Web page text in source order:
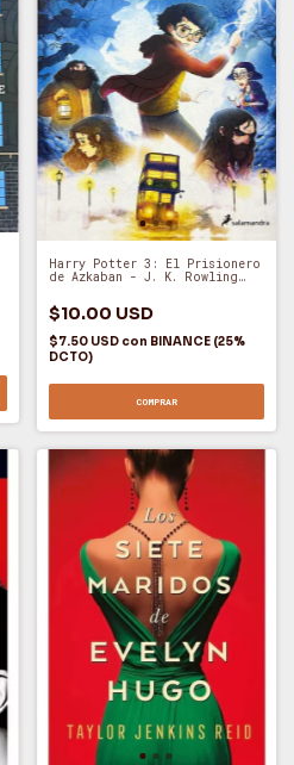
Harry Potter 3: El Prisionero
de Azkaban - J. K. Rowling
$10.00 USD
$7.50 USD con BINANCE (25%
DCTO)
COMPRAR